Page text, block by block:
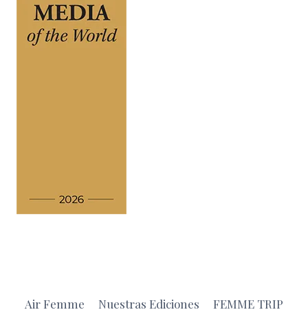
Air Femme Nuestras Ediciones
FEMME TRIP